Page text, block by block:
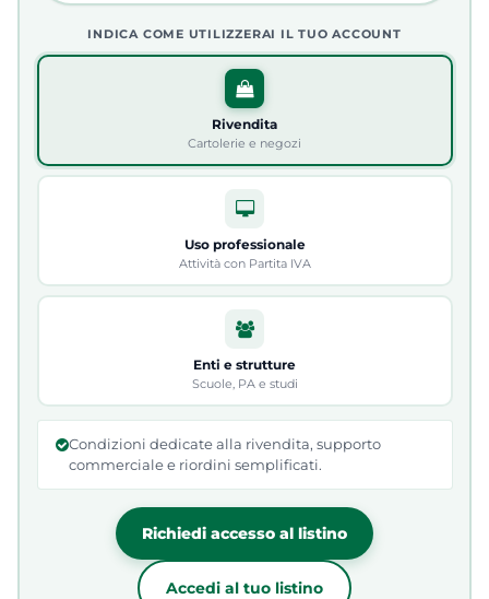
INDICA COME UTILIZZERAI IL TUO ACCOUNT
Rivendita
Cartolerie e negozi
Uso professionale
Attività con Partita IVA
Enti e strutture
Scuole, PA e studi
Condizioni dedicate alla rivendita, supporto
commerciale e riordini semplificati.
Richiedi accesso al listino
Accedi al tuo listino